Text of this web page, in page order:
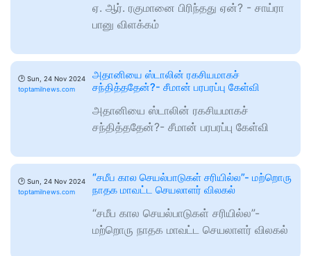
ஏ. ஆர். ரகுமானை பிரிந்தது ஏன்? - சாய்ரா
பானு விளக்கம்
🕑 Sun, 24 Nov 2024
toptamilnews.com
அதானியை ஸ்டாலின் ரகசியமாகச்
சந்தித்ததேன்?- சீமான் பரபரப்பு கேள்வி
அதானியை ஸ்டாலின் ரகசியமாகச்
சந்தித்ததேன்?- சீமான் பரபரப்பு கேள்வி
🕑 Sun, 24 Nov 2024
toptamilnews.com
“சமீப கால செயல்பாடுகள் சரியில்ல”- மற்றொரு
நாதக மாவட்ட செயலாளர் விலகல்
“சமீப கால செயல்பாடுகள் சரியில்ல”-
மற்றொரு நாதக மாவட்ட செயலாளர் விலகல்